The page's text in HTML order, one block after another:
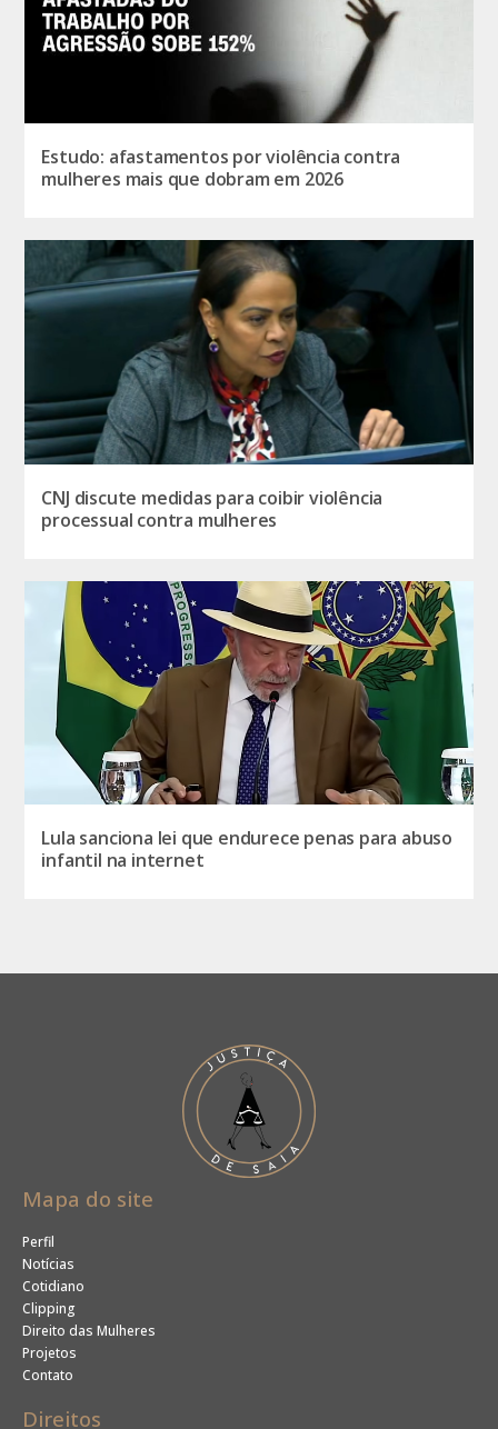
Estudo: afastamentos por violência contra
mulheres mais que dobram em 2026
CNJ discute medidas para coibir violência
processual contra mulheres
Lula sanciona lei que endurece penas para abuso
infantil na internet
Mapa do site
Perfil
Notícias
Cotidiano
Clipping
Direito das Mulheres
Projetos
Contato
Direitos